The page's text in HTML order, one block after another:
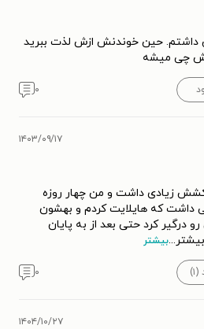
حین خوندنش ازش لذت ببرید
چی میشه
۰
۱۴۰۳/۰۹/۱۷
زیادی داشت و من چهار روزه
که هایلایت کردم و بهشون
درگیر کرد حتی بعد از به پایان
...بیشتر
۰
۱۴۰۴/۱۰/۲۷